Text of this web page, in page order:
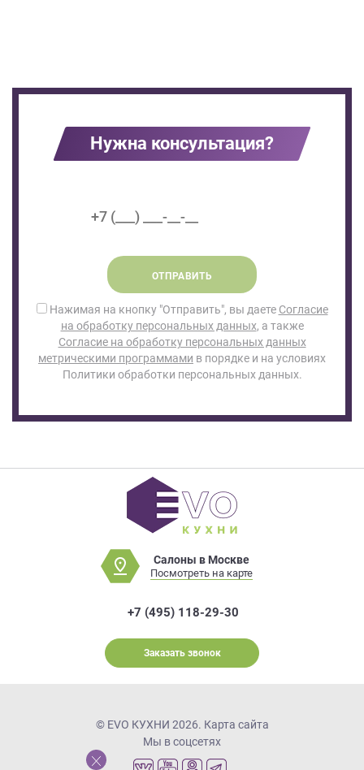
Нужна консультация?
ОТПРАВИТЬ
Нажимая на кнопку "Отправить", вы даете Согласие
на обработку персональных данных, а также
Согласие на обработку персональных данных
метрическими программами в порядке и на условиях
Политики обработки персональных данных.
Салоны в Москве
Посмотреть на карте
+7 (495) 118-29-30
Заказать звонок
© EVO КУХНИ 2026. Карта сайта
Мы в соцсетях